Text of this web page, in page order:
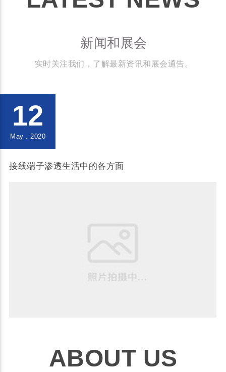
新闻和展会
实时关注我们，了解最新资讯和展会通告。
12
May . 2020
接线端子渗透生活中的各方面
ABOUT US